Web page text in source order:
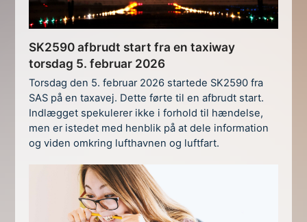
SK2590 afbrudt start fra en taxiway
torsdag 5. februar 2026
Torsdag den 5. februar 2026 startede SK2590 fra
SAS på en taxavej. Dette førte til en afbrudt start.
Indlægget spekulerer ikke i forhold til hændelse,
men er istedet med henblik på at dele information
og viden omkring lufthavnen og luftfart.